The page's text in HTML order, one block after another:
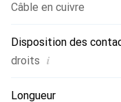
Câble en cuivre
Disposition des
droits i
Longueur